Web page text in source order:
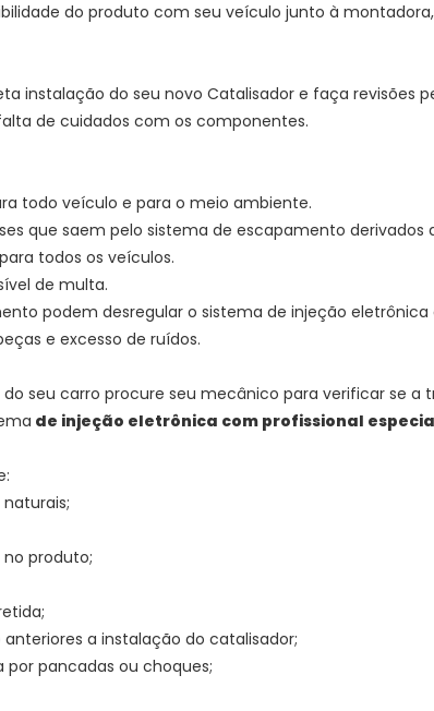
do produto com seu veículo junto à
instalação do seu novo Catalisador e faça revisões
de cuidados com os componentes.
todo veículo e para o meio ambiente.
que saem pelo sistema de escapamento
todos os veículos.
de multa.
podem desregular o sistema de injeção
e excesso de ruídos.
seu carro procure seu mecânico para verificar se a
de injeção eletrônica com profissional
produto;
a instalação do catalisador;
pancadas ou choques;